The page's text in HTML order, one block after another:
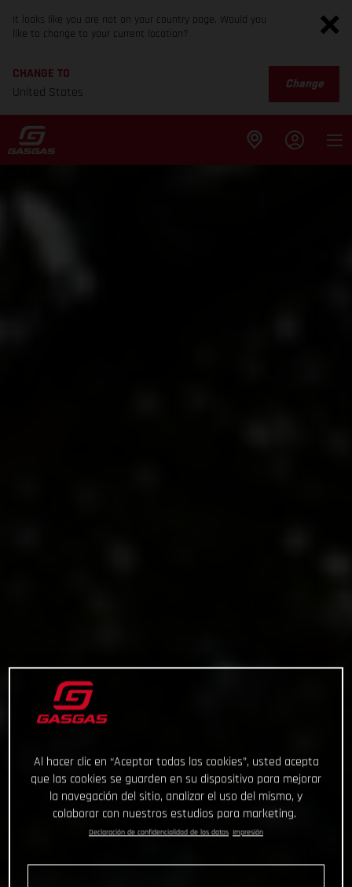
It looks like you are not on your country page. Would you
like to change to your current location?
CHANGE TO
United States
Change
Al hacer clic en “Aceptar todas las cookies”, usted acepta
que las cookies se guarden en su dispositivo para mejorar
la navegación del sitio, analizar el uso del mismo, y
colaborar con nuestros estudios para marketing.
Declaración de confidencialidad de los datos Impresión